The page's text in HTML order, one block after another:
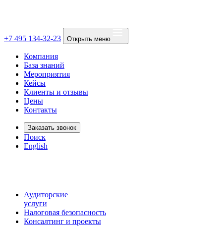
+7 495 134-32-23 Открыть меню
Компания
База знаний
Мероприятия
Кейсы
Клиенты и отзывы
Цены
Контакты
Заказать звонок
Поиск
English
Аудиторские
услуги
Налоговая безопасность
Консалтинг и проекты